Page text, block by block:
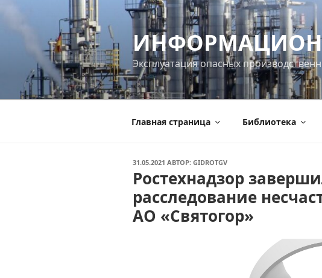
содержимому
Эксплуатация опасных
Главная страница Библиотека
ОПУБЛИКОВАНО
31.05.2021 АВТОР: GIDROTGV
Ростехнадзор
расследование
АО «Святогор»